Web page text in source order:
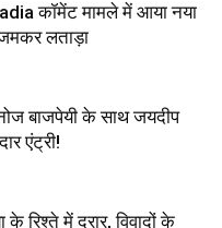
कॉमेंट मामले में आया नया
लताड़ा
बाजपेयी के साथ जयदीप
एंट्री!
के रिश्ते में दरार, विवादों के